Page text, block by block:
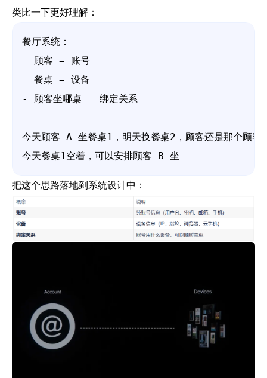
类比一下更好理解：
餐厅系统：
- 顾客 = 账号
- 餐桌 = 设备
- 顾客坐哪桌 = 绑定关系
今天顾客 A 坐餐桌1，明天换餐桌2，顾客还是那个顾客
今天餐桌1空着，可以安排顾客 B 坐
把这个思路落地到系统设计中：